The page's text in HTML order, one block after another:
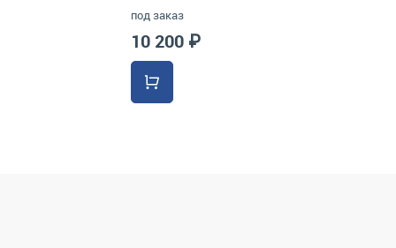
под заказ
10 200 ₽